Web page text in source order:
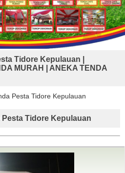
Tidore Kepulauan |
MURAH | ANEKA TENDA
Pesta Tidore Kepulauan
Tidore Kepulauan